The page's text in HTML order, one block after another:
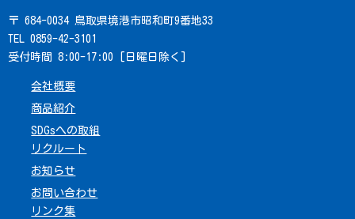
〒 684-0034 鳥取県境港市昭和町9番地33
TEL 0859-42-3101
受付時間 8:00-17:00 [日曜日除く]
会社概要
商品紹介
SDGsへの取組
リクルート
お知らせ
お問い合わせ
リンク集